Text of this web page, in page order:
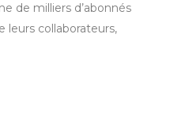
de milliers d’abonnés
leurs collaborateurs,